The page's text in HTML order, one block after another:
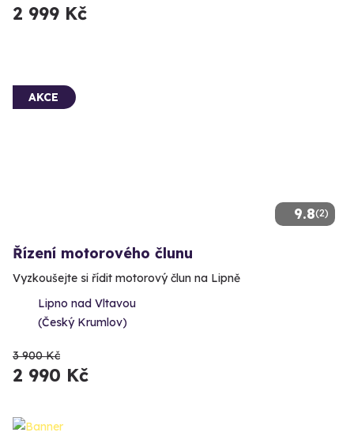
2 999 Kč
9.8(2)
AKCE
Řízení motorového člunu
Vyzkoušejte si řídit motorový člun na Lipně
Lipno nad Vltavou
(Český Krumlov)
3 900 Kč
2 990 Kč